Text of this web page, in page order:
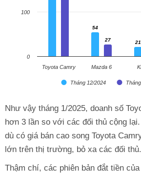
54
54
21
21
27
27
Tháng 12/2024
Toyota Camry Mazda 6
0
100
Như vậy tháng 1/2025, doanh số
hơn 3 lần so với các đối thủ cộng
dù có giá bán cao song Toyota
lớn trên thị trường, bỏ xa các đối thủ.
Thậm chí, các phiên bản đắt tiền